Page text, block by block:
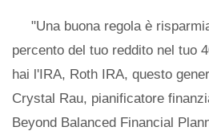
"Una buona regola è
percento del tuo reddito nel tuo
hai l'IRA, Roth IRA, questo
Crystal Rau, pianificatore
Beyond Balanced Financial